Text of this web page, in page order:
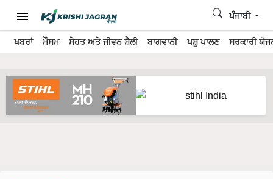
ਖਬਰਾਂ ਮੌਸਮ ਸੇਹਤ ਅਤੇ ਜੀਵਨ ਸ਼ੈਲੀ ਬਾਗਵਾਨੀ ਪਸ਼ੂ ਪਾਲਣ ਸਰਕਾਰੀ
ਪੰਜਾਬੀ